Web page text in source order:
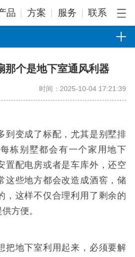
品 方案 服务 联系
那个是地下室通风利器
时间：2025-10-04 17:21:39
变成了标配，尤其是别墅排
栋别墅都会有一个家用地下
置配电房或者是车库外，还空
这些地方都会改造成酒窖，储
，这样不仅合理利用了剩余的
方便。
地下室利用起来，必须要解